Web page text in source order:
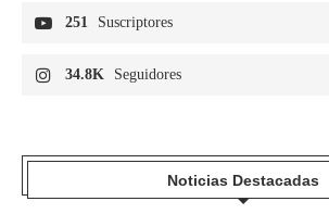
251 Suscriptores
34.8K Seguidores
Noticias Destacadas